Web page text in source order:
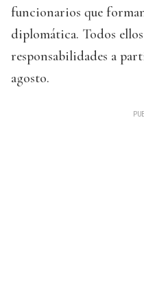
funcionarios que
diplomática. Todos
responsabilidades a
agosto.